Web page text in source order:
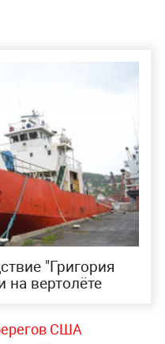
"Григория
на вертолёте
США